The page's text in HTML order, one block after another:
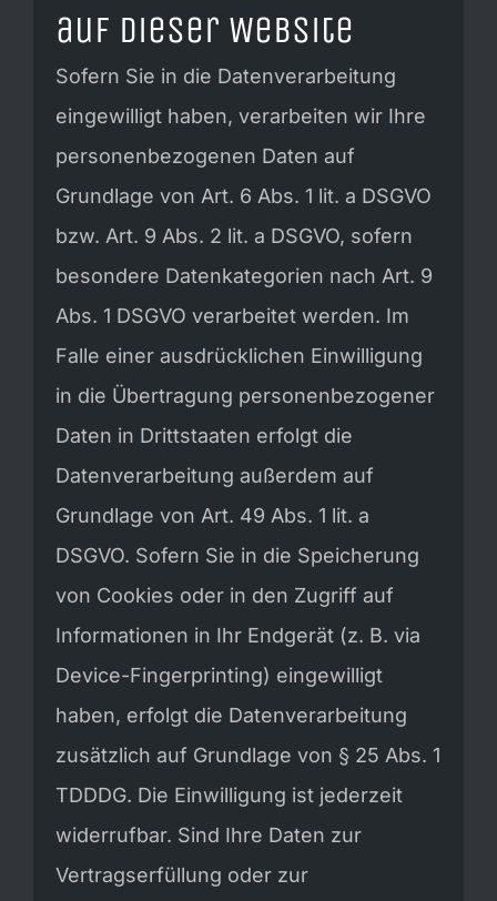
auf dieser Website
Sofern Sie in die Datenverarbeitung
eingewilligt haben, verarbeiten wir Ihre
personenbezogenen Daten auf
Grundlage von Art. 6 Abs. 1 lit. a DSGVO
bzw. Art. 9 Abs. 2 lit. a DSGVO, sofern
besondere Datenkategorien nach Art. 9
Abs. 1 DSGVO verarbeitet werden. Im
Falle einer ausdrücklichen Einwilligung
in die Übertragung personenbezogener
Daten in Drittstaaten erfolgt die
Datenverarbeitung außerdem auf
Grundlage von Art. 49 Abs. 1 lit. a
DSGVO. Sofern Sie in die Speicherung
von Cookies oder in den Zugriff auf
Informationen in Ihr Endgerät (z. B. via
Device-Fingerprinting) eingewilligt
haben, erfolgt die Datenverarbeitung
zusätzlich auf Grundlage von § 25 Abs. 1
TDDDG. Die Einwilligung ist jederzeit
widerrufbar. Sind Ihre Daten zur
Vertragserfüllung oder zur